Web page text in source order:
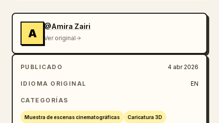
A
@Amira Zairi
Ver original
PUBLICADO 4 abr 2026
IDIOMA ORIGINAL EN
CATEGORÍAS
Muestra de escenas cinematográficas Caricatura 3D